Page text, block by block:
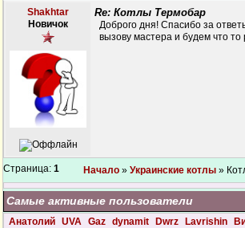
Shakhtar
Новичок
Re: Котлы Термобар
Доброго дня! Спасибо за
вызову мастера и будем что то
Страница: 1 Начало » Украинские котлы »
Самые активные пользователи
Анатолий UVA Gaz dynamit Dwrz Lavrishin